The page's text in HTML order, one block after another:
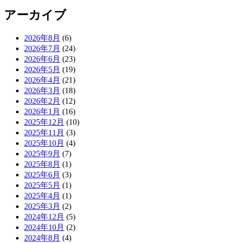
アーカイブ
2026年8月 (6)
2026年7月 (24)
2026年6月 (23)
2026年5月 (19)
2026年4月 (21)
2026年3月 (18)
2026年2月 (12)
2026年1月 (16)
2025年12月 (10)
2025年11月 (3)
2025年10月 (4)
2025年9月 (7)
2025年8月 (1)
2025年6月 (3)
2025年5月 (1)
2025年4月 (1)
2025年3月 (2)
2024年12月 (5)
2024年10月 (2)
2024年8月 (4)